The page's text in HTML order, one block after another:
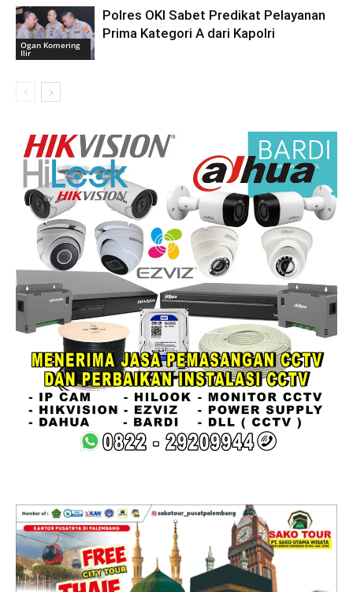
Ogan Komering
Ilir
Polres OKI Sabet Predikat Pelayanan
Prima Kategori A dari Kapolri